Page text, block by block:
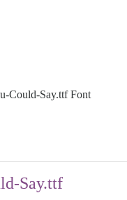
Could-Say.ttf Font
Say.ttf